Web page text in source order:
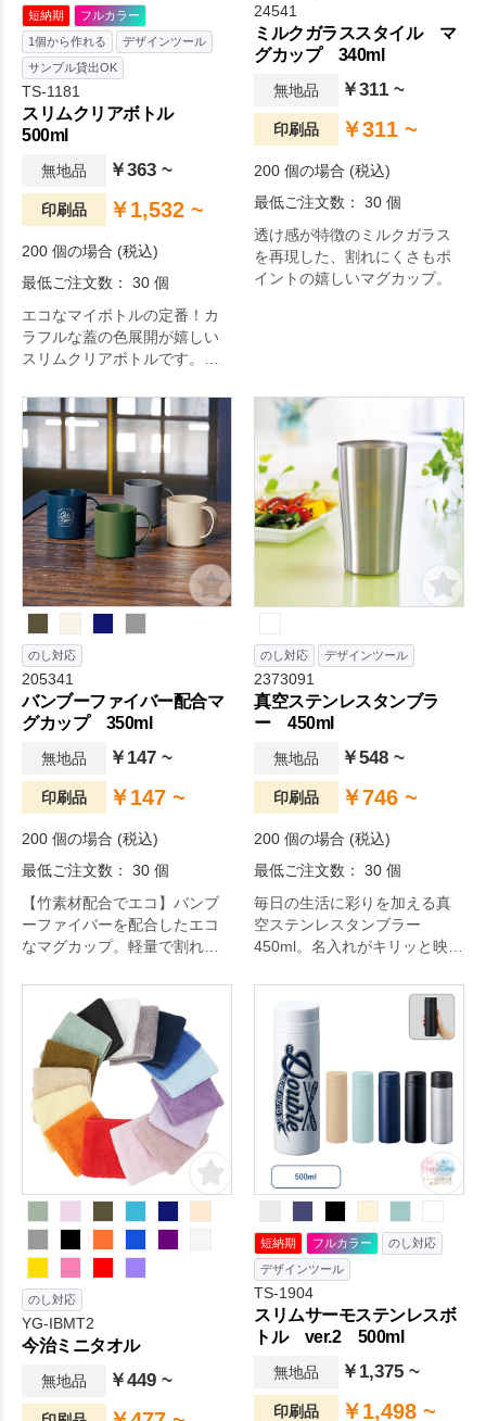
短納期
フルカラー
1個から作れる
デザインツール
サンプル貸出OK
TS-1181
スリムクリアボトル
500ml
無地品 ￥363 ~
印刷品 ￥1,532 ~
200 個の場合 (税込)
最低ご注文数： 30 個
エコなマイボトルの定番！カ
ラフルな蓋の色展開が嬉しい
スリムクリアボトルです。容
ち運びできます。側面に大き
く印刷範囲がとれるので、デ
ザインの自由度が高いのも魅
力です。 1色印刷であれば、蓋
の色にあわせた色での印刷も
可能なので、よりオリジナル
性が高くなりおすすめです。
24541
ミルクガラススタイル マ
グカップ 340ml
無地品 ￥311 ~
印刷品 ￥311 ~
200 個の場合 (税込)
最低ご注文数： 30 個
透け感が特徴のミルクガラス
を再現した、割れにくさもポ
イントの嬉しいマグカップ。
のし対応
205341
バンブーファイバー配合マ
グカップ 350ml
無地品 ￥147 ~
印刷品 ￥147 ~
200 個の場合 (税込)
最低ご注文数： 30 個
【竹素材配合でエコ】バンブ
ーファイバーを配合したエコ
なマグカップ。軽量で割れに
テムです。手に馴染むマット
な質感と落ち着いたカラー展
開で、普段使いにもアウトド
アにもおすすめです。
のし対応 デザインツール
2373091
真空ステンレスタンブラ
ー 450ml
無地品 ￥548 ~
印刷品 ￥746 ~
200 個の場合 (税込)
最低ご注文数： 30 個
毎日の生活に彩りを加える真
空ステンレスタンブラー
450ml。名入れがキリッと映え
っぷり容量でヘビーユーズ間
違いなし。結露しないのでデ
スクまわりでも安心。シンプ
ルな化粧箱なので名入れに
も。日々の生活をちょっぴり
豊かにするアイテムです。
のし対応
YG-IBMT2
今治ミニタオル
無地品 ￥449 ~
短納期 フルカラー
のし対応
デザインツール
TS-1904
スリムサーモステンレスボ
トル ver.2 500ml
無地品 ￥1,375 ~
印刷品 ￥1,498 ~